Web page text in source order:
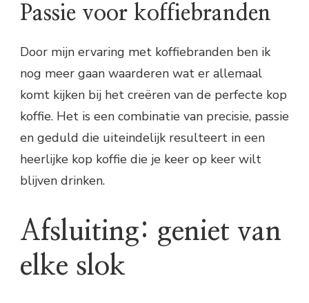
Passie voor koffiebranden
Door mijn ervaring met koffiebranden ben ik
nog meer gaan waarderen wat er allemaal
komt kijken bij het creëren van de perfecte kop
koffie. Het is een combinatie van precisie, passie
en geduld die uiteindelijk resulteert in een
heerlijke kop koffie die je keer op keer wilt
blijven drinken.
Afsluiting: geniet van
elke slok